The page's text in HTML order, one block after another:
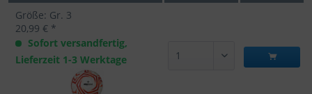
Größe: Gr. 3
20,99 € *
Sofort versandfertig,
Lieferzeit 1-3 Werktage